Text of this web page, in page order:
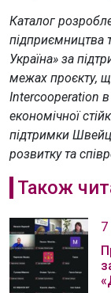
Каталог
підприємництва
Україна» за
межах проєкту,
Intercooperation
економічної
підтримки
розвитку та
Також
7